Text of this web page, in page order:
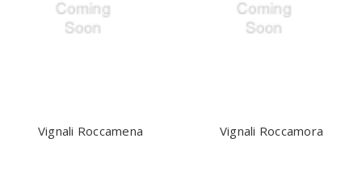
Vignali Roccamena Vignali Roccamora